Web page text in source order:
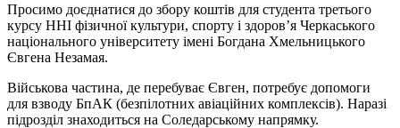
Просимо доєднатися до збору коштів для студента третього
курсу ННІ фізичної культури, спорту і здоров’я Черкаського
національного університету імені Богдана Хмельницького
Євгена Незамая.
Військова частина, де перебуває Євген, потребує допомоги
для взводу БпАК (безпілотних авіаційних комплексів). Наразі
підрозділ знаходиться на Соледарському напрямку.